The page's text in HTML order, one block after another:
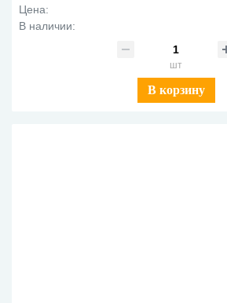
Цена:
В наличии:
шт
В корзину